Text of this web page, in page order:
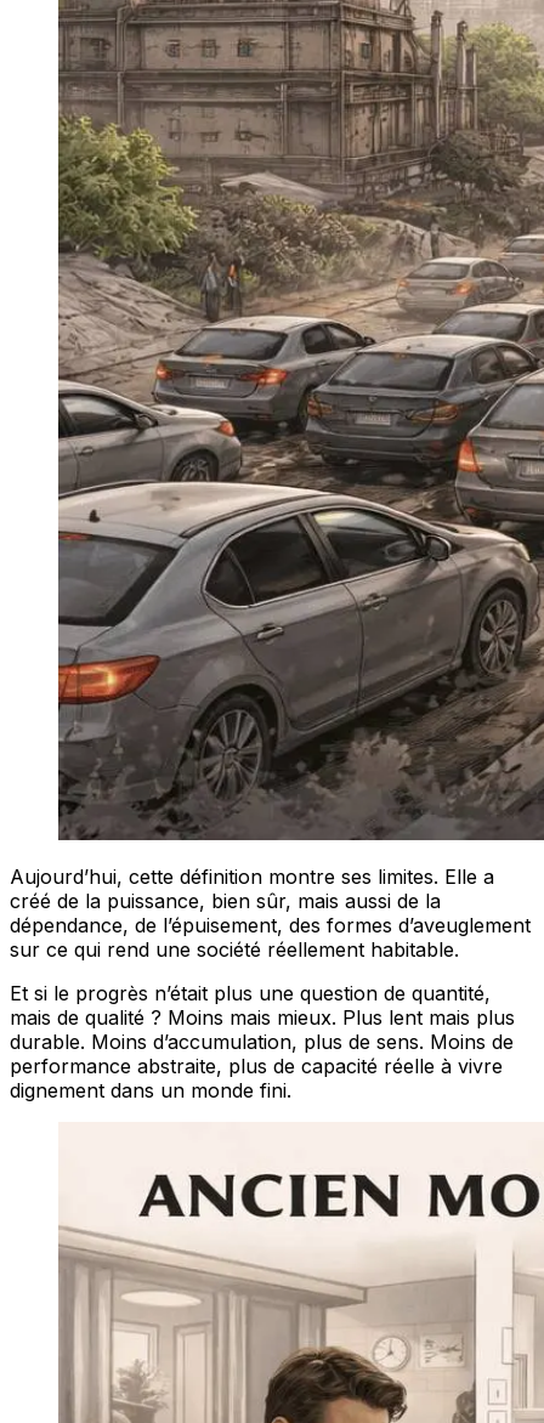
Aujourd’hui, cette définition montre ses limites. Elle a
créé de la puissance, bien sûr, mais aussi de la
dépendance, de l’épuisement, des formes d’aveuglement
sur ce qui rend une société réellement habitable.
Et si le progrès n’était plus une question de quantité,
mais de qualité ? Moins mais mieux. Plus lent mais plus
durable. Moins d’accumulation, plus de sens. Moins de
performance abstraite, plus de capacité réelle à vivre
dignement dans un monde fini.